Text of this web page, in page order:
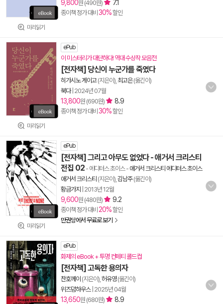
미리읽기
9,800원 (490원) 7.1
종이책 정가 대비 30%할인
미리읽기
ePub
이 미스터리가 대단하다! 역대 수상작 모음전
[전자책] 당신이 누군가를 죽였다
히가시노 게이고(지은이), 최고은(옮긴이)
북다| 2024년 07월
13,800원 (690원) 8.9
종이책 정가 대비 30%할인
미리읽기
ePub
[전자책] 그리고 아무도 없었다 - 애거서 크리스티
전집 02 - 에디터스 초이스- 애거서 크리스티 에디터스 초이스
애거서 크리스티 (지은이), 김남주(옮긴이)
황금가지
2013년 12월
9,600원 (480원) 9.2
종이책 정가 대비 20%할인
만권당에서 무료로 보기
ePub
화제의 eBook + 투명 컨페티 콜드컵
[전자책] 고독한 용의자
찬호께이 (지은이), 허유영(옮긴이)
위즈덤하우스| 2025년 04월
13,650원 (680원) 8.9